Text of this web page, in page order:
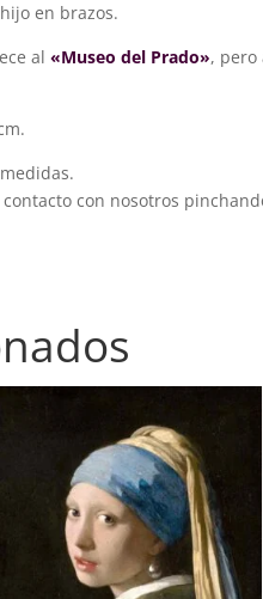
en brazos.
al«Museo del Prado», pero
con nosotros